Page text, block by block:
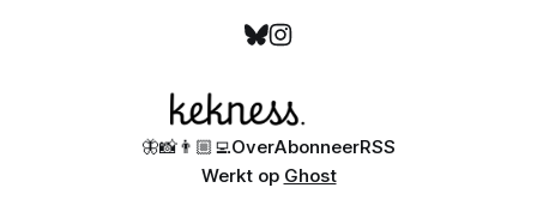
🦋📸👨🏼‍💻OverAbonneerRSS
Werkt op Ghost